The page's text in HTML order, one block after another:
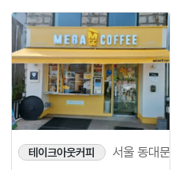
테이크아웃커피 서울 동대문구